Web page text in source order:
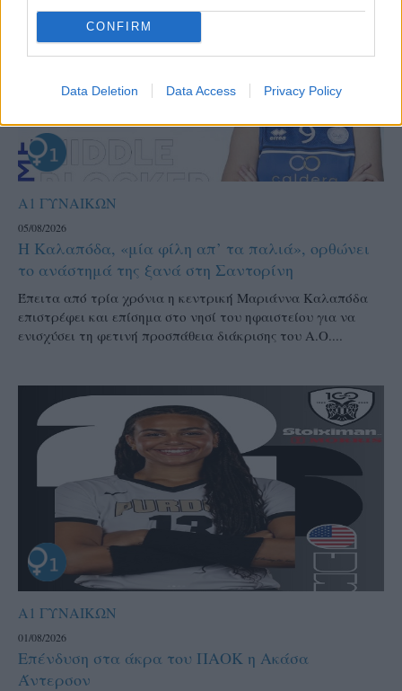
CONFIRM
Data Deletion Data Access Privacy Policy
Α1 ΓΥΝΑΙΚΩΝ
05/08/2026
Η Καλαπόδα, «μία φίλη απ’ τα παλιά», ορθώνει
το ανάστημά της ξανά στη Σαντορίνη
Έπειτα από τρία χρόνια η κεντρική Μαριάννα Καλαπόδα
επιστρέφει και επίσημα στο νησί του ηφαιστείου για να
ενισχύσει τη φετινή προσπάθεια διάκρισης του Α.Ο....
Α1 ΓΥΝΑΙΚΩΝ
01/08/2026
Επένδυση στα άκρα του ΠΑΟΚ η Ακάσα
Άντερσον